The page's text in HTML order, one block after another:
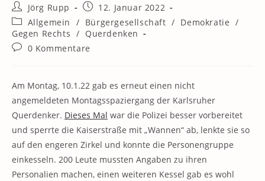
Beitrags-
Autor:
Jörg Rupp
Beitrag
veröffentlicht:
12. Januar 2022
Beitrags-
Kategorie:
Allgemein / Bürgergesellschaft / Demokratie /
Gegen Rechts / Querdenken
Beitrags-
0 Kommentare
Am Montag, 10.1.22 gab es erneut einen nicht
angemeldeten Montagsspaziergang der Karlsruher
Querdenker. Dieses Mal war die Polizei besser vorbereitet
und sperrte die Kaiserstraße mit „Wannen“ ab, lenkte sie so
auf den engeren Zirkel und konnte die Personengruppe
einkesseln. 200 Leute mussten Angaben zu ihren
Personalien machen, einen weiteren Kessel gab es wohl